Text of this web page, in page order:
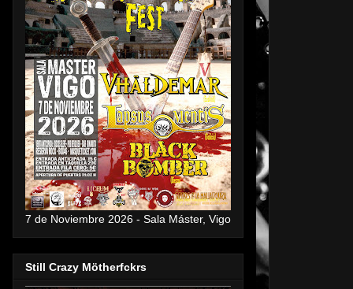
7 de Noviembre 2026 - Sala Máster, Vigo
Still Crazy Mötherfckrs